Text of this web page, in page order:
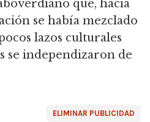
que, hacia
se había mezclado
lazos culturales
se independizaron de
ELIMINAR PUBLICIDAD